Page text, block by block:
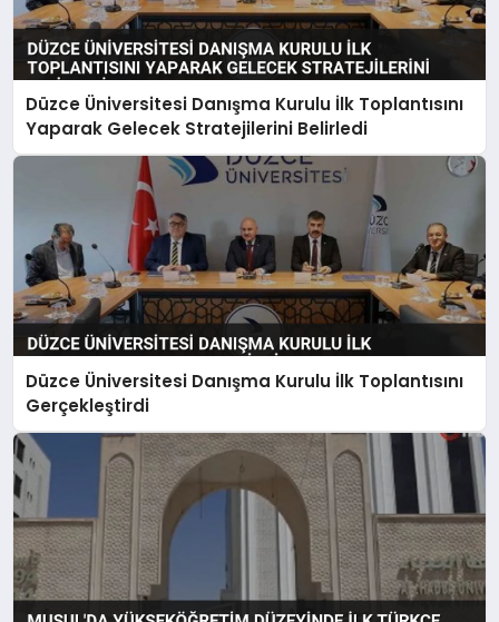
Düzce Üniversitesi Danışma Kurulu İlk Toplantısını
Yaparak Gelecek Stratejilerini Belirledi
Düzce Üniversitesi Danışma Kurulu İlk Toplantısını
Gerçekleştirdi